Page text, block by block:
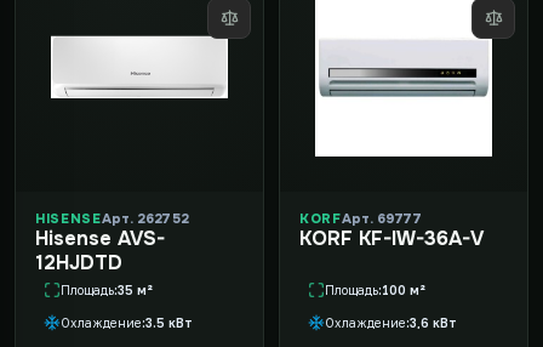
HISENSEАрт. 262752
Hisense AVS-
12HJDTD
Площадь 35 м²
Охлаждение 3.5 кВт
KORFАрт. 69777
KORF KF-IW-36A-V
Площадь 100 м²
Охлаждение 3,6 кВт